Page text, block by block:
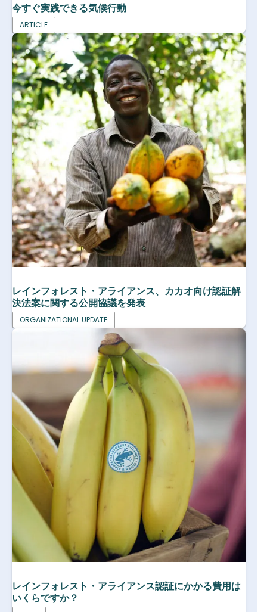
今すぐ実践できる気候行動
ARTICLE
レインフォレスト・アライアンス、カカオ向け認証解
決法案に関する公開協議を発表
ORGANIZATIONAL UPDATE
レインフォレスト・アライアンス認証にかかる費用は
いくらですか？